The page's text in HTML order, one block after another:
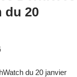
du 20
du 20 janvier